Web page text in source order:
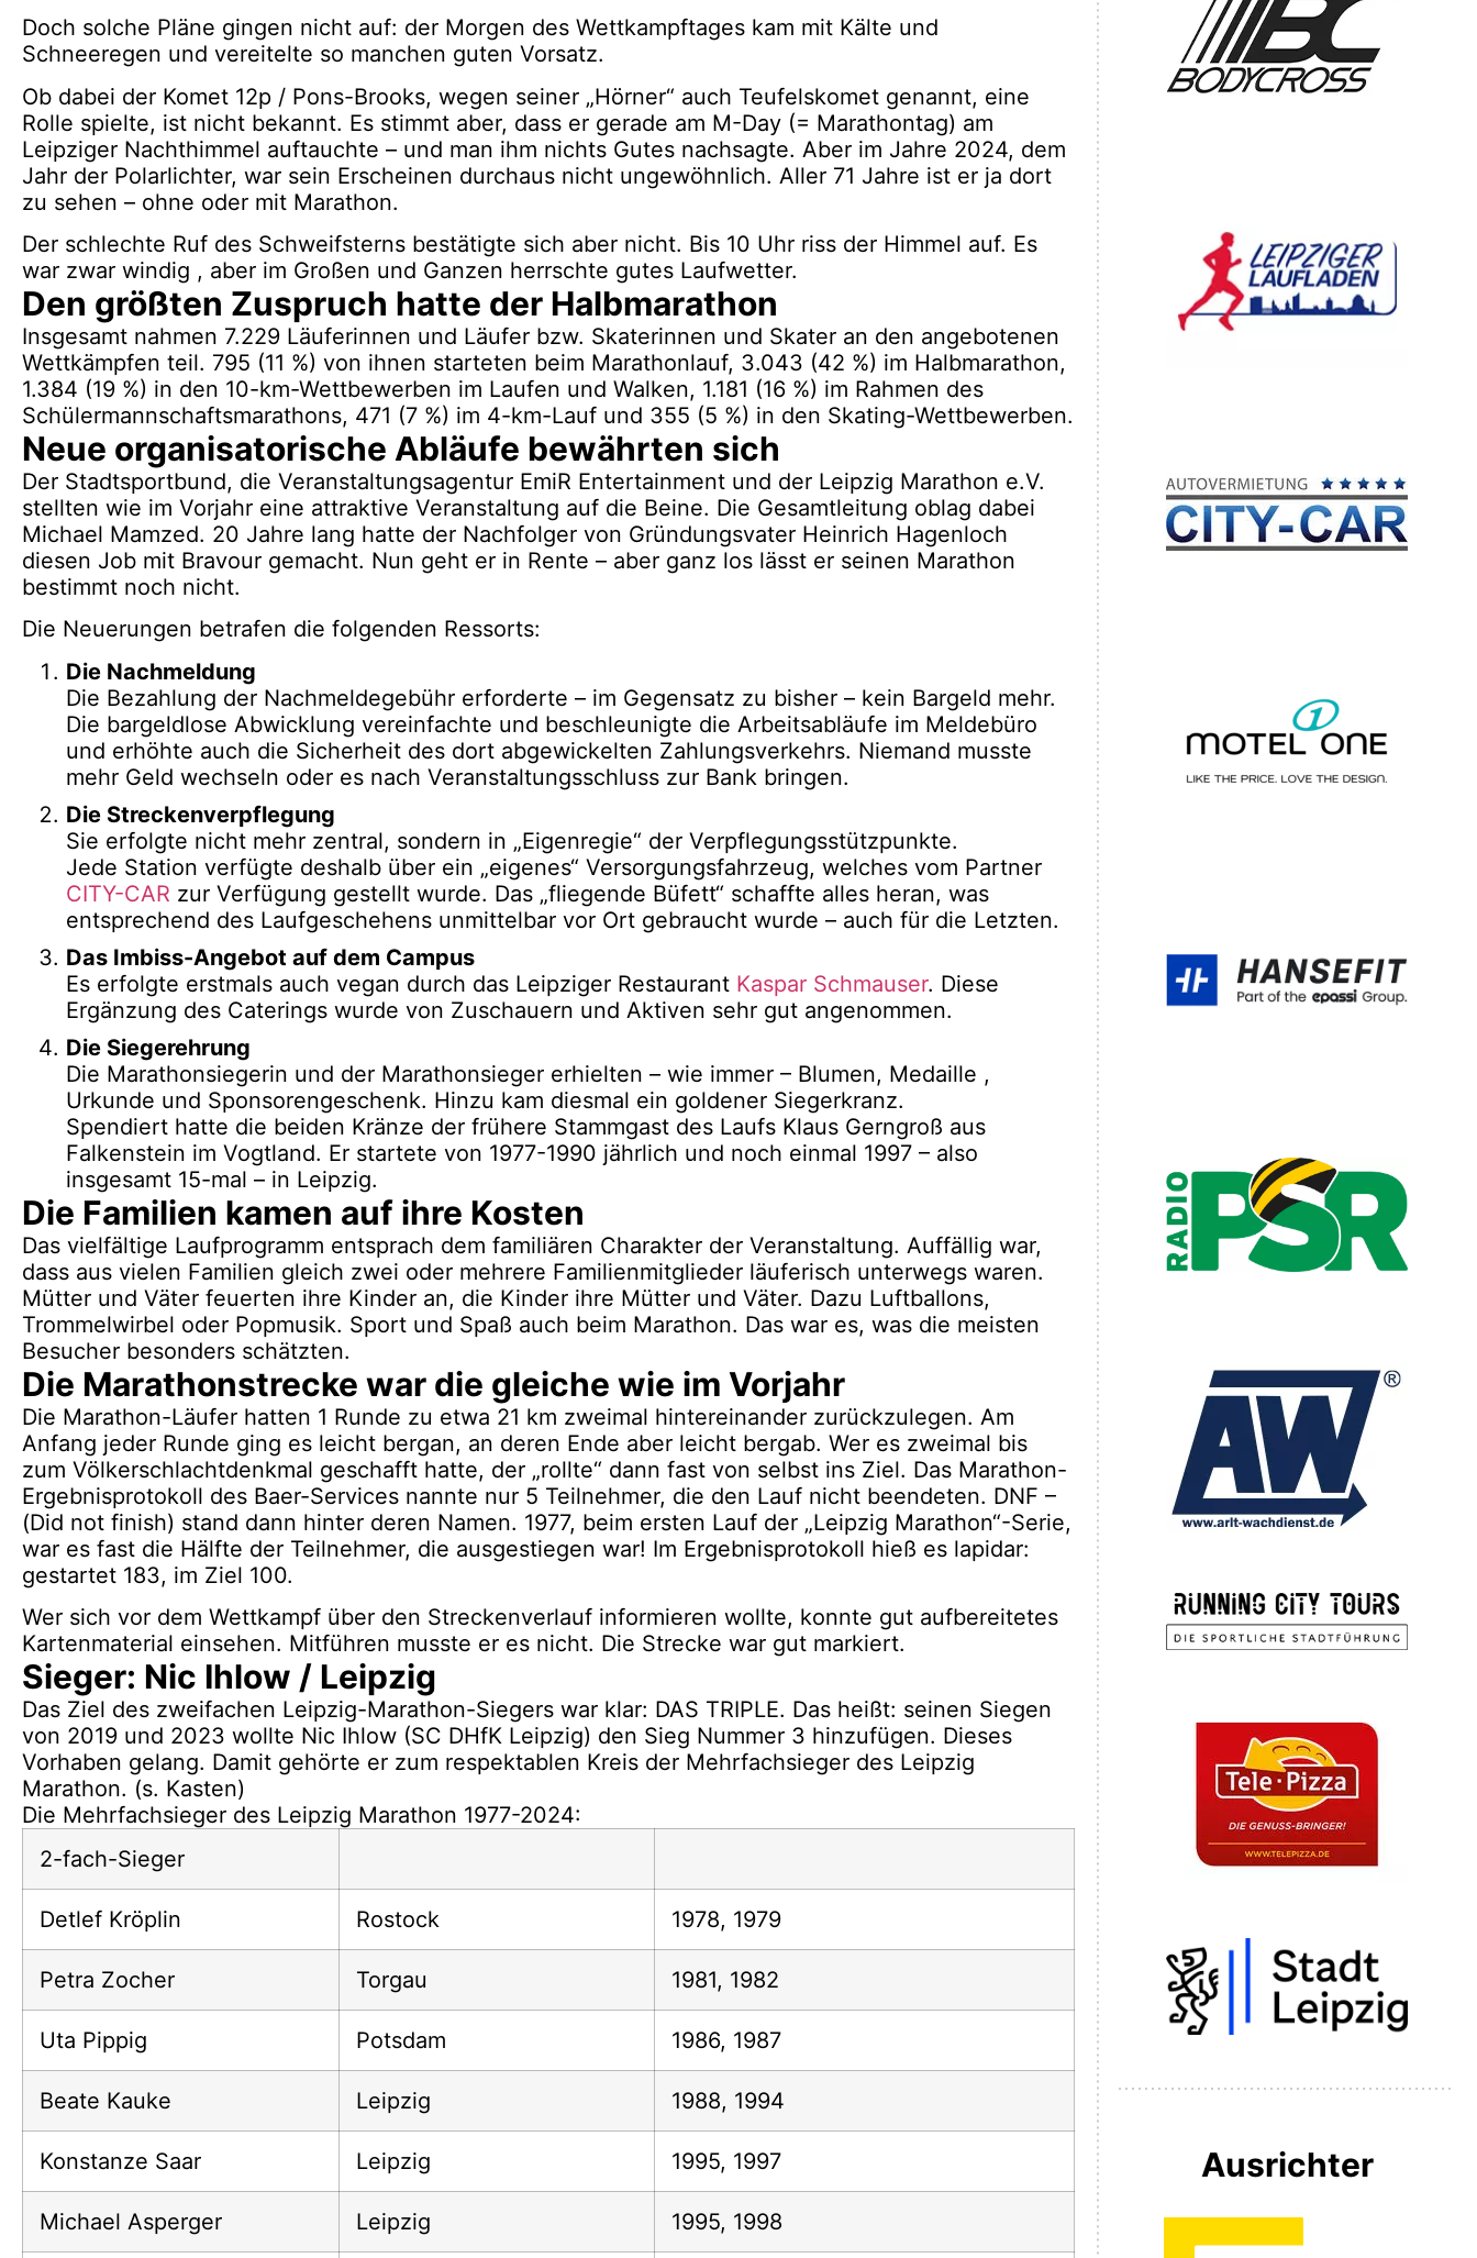
Doch solche Pläne gingen nicht auf: der Morgen des Wettkampftages kam mit Kälte und
Schneeregen und vereitelte so manchen guten Vorsatz.
Ob dabei der Komet 12p / Pons-Brooks, wegen seiner „Hörner“ auch Teufelskomet genannt, eine
Rolle spielte, ist nicht bekannt. Es stimmt aber, dass er gerade am M-Day (= Marathontag) am
Leipziger Nachthimmel auftauchte – und man ihm nichts Gutes nachsagte. Aber im Jahre 2024, dem
Jahr der Polarlichter, war sein Erscheinen durchaus nicht ungewöhnlich. Aller 71 Jahre ist er ja dort
zu sehen – ohne oder mit Marathon.
Der schlechte Ruf des Schweifsterns bestätigte sich aber nicht. Bis 10 Uhr riss der Himmel auf. Es
war zwar windig , aber im Großen und Ganzen herrschte gutes Laufwetter.
Den größten Zuspruch hatte der Halbmarathon
Insgesamt nahmen 7.229 Läuferinnen und Läufer bzw. Skaterinnen und Skater an den angebotenen
Wettkämpfen teil. 795 (11 %) von ihnen starteten beim Marathonlauf, 3.043 (42 %) im Halbmarathon,
1.384 (19 %) in den 10-km-Wettbewerben im Laufen und Walken, 1.181 (16 %) im Rahmen des
Schülermannschaftsmarathons, 471 (7 %) im 4-km-Lauf und 355 (5 %) in den Skating-Wettbewerben.
Neue organisatorische Abläufe bewährten sich
Der Stadtsportbund, die Veranstaltungsagentur EmiR Entertainment und der Leipzig Marathon e.V.
stellten wie im Vorjahr eine attraktive Veranstaltung auf die Beine. Die Gesamtleitung oblag dabei
Michael Mamzed. 20 Jahre lang hatte der Nachfolger von Gründungsvater Heinrich Hagenloch
diesen Job mit Bravour gemacht. Nun geht er in Rente – aber ganz los lässt er seinen Marathon
bestimmt noch nicht.
Die Neuerungen betrafen die folgenden Ressorts:
Die Nachmeldung
Die Bezahlung der Nachmeldegebühr erforderte – im Gegensatz zu bisher – kein Bargeld mehr.
Die bargeldlose Abwicklung vereinfachte und beschleunigte die Arbeitsabläufe im Meldebüro
und erhöhte auch die Sicherheit des dort abgewickelten Zahlungsverkehrs. Niemand musste
mehr Geld wechseln oder es nach Veranstaltungsschluss zur Bank bringen.
Die Streckenverpflegung
Sie erfolgte nicht mehr zentral, sondern in „Eigenregie“ der Verpflegungsstützpunkte.
Jede Station verfügte deshalb über ein „eigenes“ Versorgungsfahrzeug, welches vom Partner
CITY-CAR zur Verfügung gestellt wurde. Das „fliegende Büfett“ schaffte alles heran, was
entsprechend des Laufgeschehens unmittelbar vor Ort gebraucht wurde – auch für die Letzten.
Das Imbiss-Angebot auf dem Campus
Es erfolgte erstmals auch vegan durch das Leipziger Restaurant Kaspar Schmauser. Diese
Ergänzung des Caterings wurde von Zuschauern und Aktiven sehr gut angenommen.
Die Siegerehrung
Die Marathonsiegerin und der Marathonsieger erhielten – wie immer – Blumen, Medaille ,
Urkunde und Sponsorengeschenk. Hinzu kam diesmal ein goldener Siegerkranz.
Spendiert hatte die beiden Kränze der frühere Stammgast des Laufs Klaus Gerngroß aus
Falkenstein im Vogtland. Er startete von 1977-1990 jährlich und noch einmal 1997 – also
insgesamt 15-mal – in Leipzig.
Die Familien kamen auf ihre Kosten
Das vielfältige Laufprogramm entsprach dem familiären Charakter der Veranstaltung. Auffällig war,
dass aus vielen Familien gleich zwei oder mehrere Familienmitglieder läuferisch unterwegs waren.
Mütter und Väter feuerten ihre Kinder an, die Kinder ihre Mütter und Väter. Dazu Luftballons,
Trommelwirbel oder Popmusik. Sport und Spaß auch beim Marathon. Das war es, was die meisten
Besucher besonders schätzten.
Die Marathonstrecke war die gleiche wie im Vorjahr
Die Marathon-Läufer hatten 1 Runde zu etwa 21 km zweimal hintereinander zurückzulegen. Am
Anfang jeder Runde ging es leicht bergan, an deren Ende aber leicht bergab. Wer es zweimal bis
zum Völkerschlachtdenkmal geschafft hatte, der „rollte“ dann fast von selbst ins Ziel. Das Marathon-
Ergebnisprotokoll des Baer-Services nannte nur 5 Teilnehmer, die den Lauf nicht beendeten. DNF –
(Did not finish) stand dann hinter deren Namen. 1977, beim ersten Lauf der „Leipzig Marathon“-Serie,
war es fast die Hälfte der Teilnehmer, die ausgestiegen war! Im Ergebnisprotokoll hieß es lapidar:
gestartet 183, im Ziel 100.
Wer sich vor dem Wettkampf über den Streckenverlauf informieren wollte, konnte gut aufbereitetes
Kartenmaterial einsehen. Mitführen musste er es nicht. Die Strecke war gut markiert.
Sieger: Nic Ihlow / Leipzig
Das Ziel des zweifachen Leipzig-Marathon-Siegers war klar: DAS TRIPLE. Das heißt: seinen Siegen
von 2019 und 2023 wollte Nic Ihlow (SC DHfK Leipzig) den Sieg Nummer 3 hinzufügen. Dieses
Vorhaben gelang. Damit gehörte er zum respektablen Kreis der Mehrfachsieger des Leipzig
Marathon. (s. Kasten)
Die Mehrfachsieger des Leipzig Marathon 1977-2024:
2-fach-Sieger
Detlef Kröplin Rostock 1978, 1979
Petra Zocher Torgau 1981, 1982
Uta Pippig Potsdam 1986, 1987
Beate Kauke Leipzig 1988, 1994
Konstanze Saar Leipzig 1995, 1997
Michael Asperger Leipzig 1995, 1998
Ausrichter